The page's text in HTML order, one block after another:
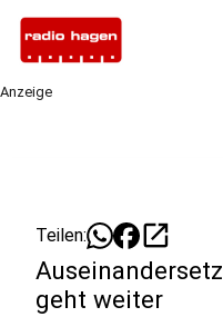
Anzeige
Teilen: open_in_new
geht weiter